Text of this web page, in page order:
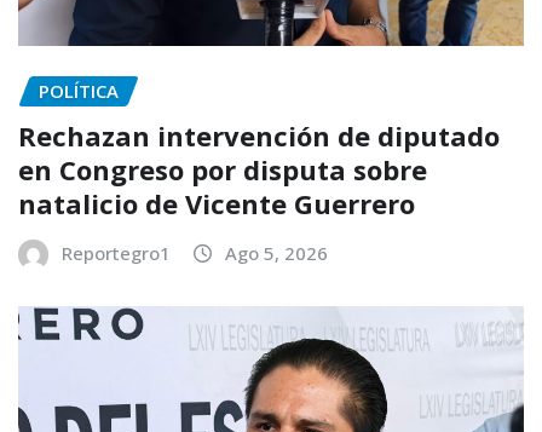
POLÍTICA
Rechazan intervención de diputado
en Congreso por disputa sobre
natalicio de Vicente Guerrero
Reportegro1 Ago 5, 2026